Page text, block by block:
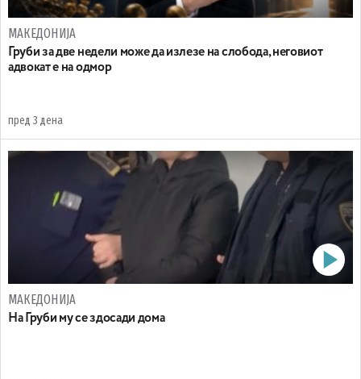
МАКЕДОНИЈА
Груби за две недели може да излезе на слобода, неговиот
адвокат е на одмор
пред 3 дена
МАКЕДОНИЈА
На Груби му се здосади дома